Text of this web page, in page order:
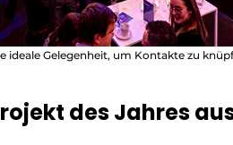
ideale Gelegenheit, um Kontakte zu
des Jahres